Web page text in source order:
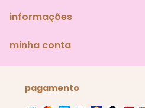
informações
minha conta
pagamento